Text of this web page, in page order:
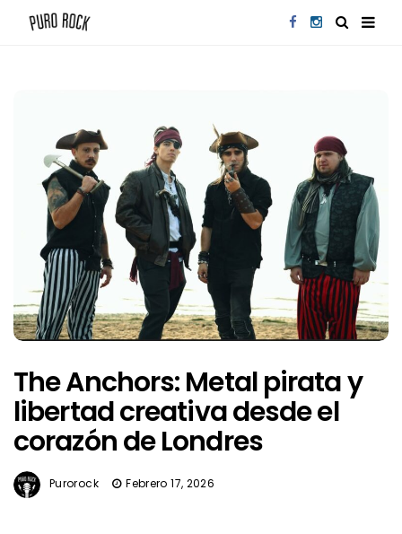
The Anchors: Metal pirata y
libertad creativa desde el
corazón de Londres
Purorock Febrero 17, 2026